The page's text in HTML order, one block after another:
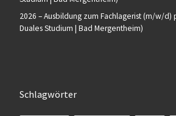
2026 – Ausbildung zum Fachlagerist (m/w/d)
Duales Studium | Bad Mergentheim)
Schlagwörter